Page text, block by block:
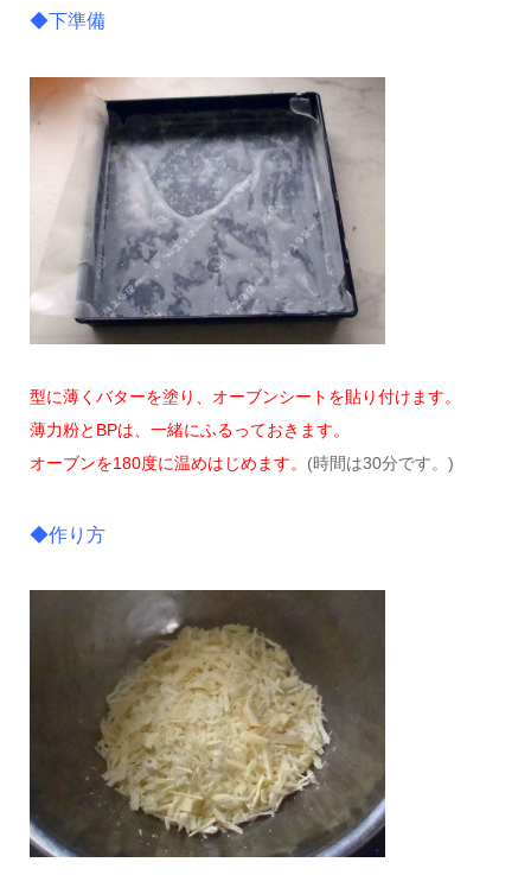
◆下準備
型に薄くバターを塗り、オーブンシートを貼り付けます。
薄力粉とBPは、一緒にふるっておきます。
オーブンを180度に温めはじめます。 (時間は30分です。)
◆作り方